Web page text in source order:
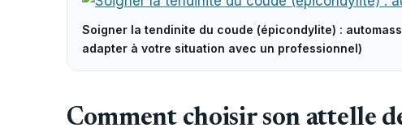
▶
Soigner la tendinite du coude (épicondylite) :
adapter à votre situation avec un professionnel)
Comment choisir son attelle